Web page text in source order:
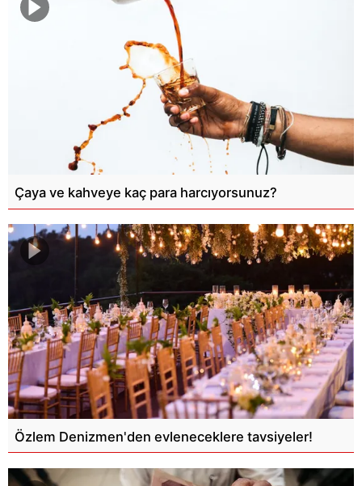
Çaya ve kahveye kaç para harcıyorsunuz?
Özlem Denizmen'den evleneceklere tavsiyeler!